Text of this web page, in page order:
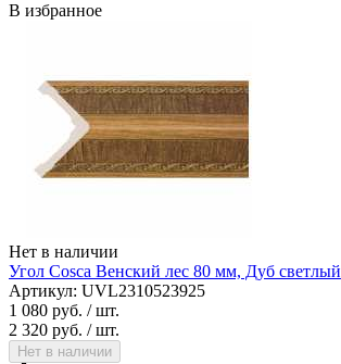
В избранное
Нет в наличии
Угол Cosca Венский лес 80 мм, Дуб светлый
Артикул: UVL2310523925
1 080 руб. / шт.
2 320 руб. / шт.
Нет в наличии